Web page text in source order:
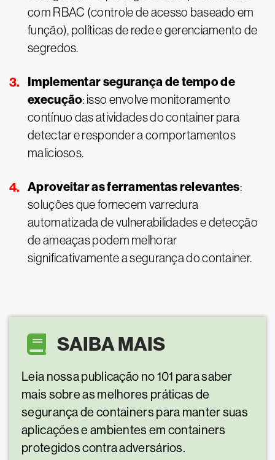
com RBAC (controle de acesso baseado em
função), políticas de rede e gerenciamento de
segredos.
Implementar segurança de tempo de
execução: isso envolve monitoramento
contínuo das atividades do container para
detectar e responder a comportamentos
maliciosos.
Aproveitar as ferramentas relevantes:
soluções que fornecem varredura
automatizada de vulnerabilidades e detecção
de ameaças podem melhorar
significativamente a segurança do container.
SAIBA MAIS
Leia nossa publicação no 101 para saber
mais sobre as melhores práticas de
segurança de containers para manter suas
aplicações e ambientes em containers
protegidos contra adversários.